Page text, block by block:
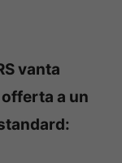
vanta
offerta a un